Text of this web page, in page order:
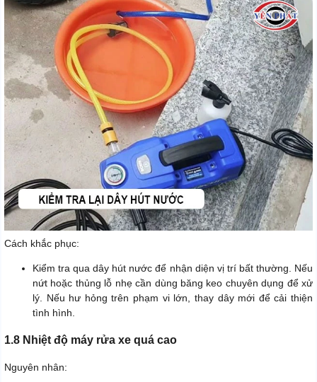
Cách khắc phục:
Kiểm tra qua dây hút nước để nhận diện vị trí bất thường. Nếu
nứt hoặc thủng lỗ nhẹ cần dùng băng keo chuyên dụng để xử
lý. Nếu hư hỏng trên phạm vi lớn, thay dây mới để cải thiện
tình hình.
1.8 Nhiệt độ máy rửa xe quá cao
Nguyên nhân: